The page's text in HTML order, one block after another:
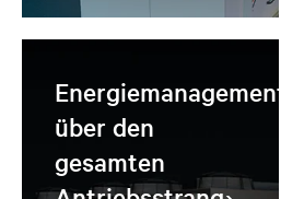
Energiemanagement
über den
gesamten